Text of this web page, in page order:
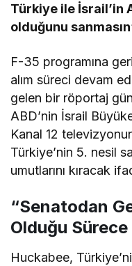
Türkiye ile İsrail’in
olduğunu
F-35 programına
alım süreci devam
gelen bir röportaj
ABD’nin İsrail
Kanal 12
Türkiye’nin 5. nesil
umutlarını kıracak
“Senatodan
Olduğu Sürece
Huckabee,